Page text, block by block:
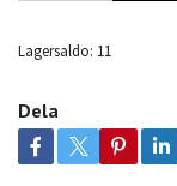
Lagersaldo: 11
Dela